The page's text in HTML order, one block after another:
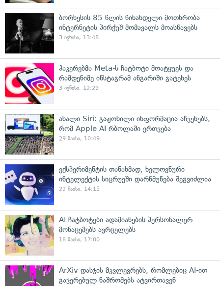
ბორხესის 85 წლის წინანდელი მოთხრობა
ინტერნეტის პირქუშ მომავალს მოასწავებს
3 ივნისი, 13:48
ჰაკერებმა Meta-ს ჩატბოტი მოატყუეს და
რამდენიმე ინსტაგრამ ანგარიში გატეხეს
3 ივნისი, 12:29
ახალი Siri: გაჟონილი ინფორმაცია აჩვენებს,
რომ Apple AI რბოლაში ერთვება
29 მაისი, 10:49
ექსპერიმენტის თანახმად, ხელოვნური
ინტელექტის სიცრუეში დარწმუნება შეგვიძლია
22 მაისი, 14:15
AI ჩატბოტები ადამიანების პერსონალურ
მონაცემებს ავრცელებს
18 მაისი, 17:00
ArXiv დასჯის მკვლევრებს, რომლებიც AI-ით
გაჯერებულ ნაშრომებს ატვირთავენ